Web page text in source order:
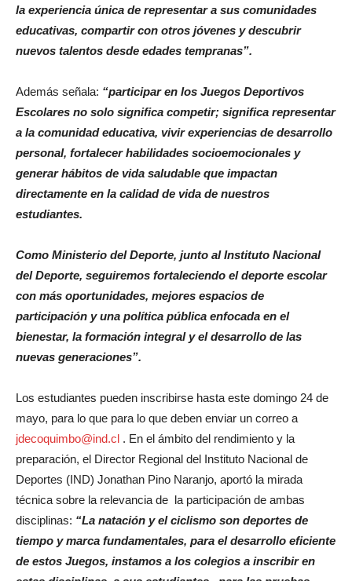
la experiencia única de representar a sus comunidades
educativas, compartir con otros jóvenes y descubrir
nuevos talentos desde edades tempranas”.
Además señala: “participar en los Juegos Deportivos
Escolares no solo significa competir; significa representar
a la comunidad educativa, vivir experiencias de desarrollo
personal, fortalecer habilidades socioemocionales y
generar hábitos de vida saludable que impactan
directamente en la calidad de vida de nuestros
estudiantes.
Como Ministerio del Deporte, junto al Instituto Nacional
del Deporte, seguiremos fortaleciendo el deporte escolar
con más oportunidades, mejores espacios de
participación y una política pública enfocada en el
bienestar, la formación integral y el desarrollo de las
nuevas generaciones”.
Los estudiantes pueden inscribirse hasta este domingo 24 de
mayo, para lo que para lo que deben enviar un correo a
jdecoquimbo@ind.cl . En el ámbito del rendimiento y la
preparación, el Director Regional del Instituto Nacional de
Deportes (IND) Jonathan Pino Naranjo, aportó la mirada
técnica sobre la relevancia de la participación de ambas
disciplinas: “La natación y el ciclismo son deportes de
tiempo y marca fundamentales, para el desarrollo eficiente
de estos Juegos, instamos a los colegios a inscribir en